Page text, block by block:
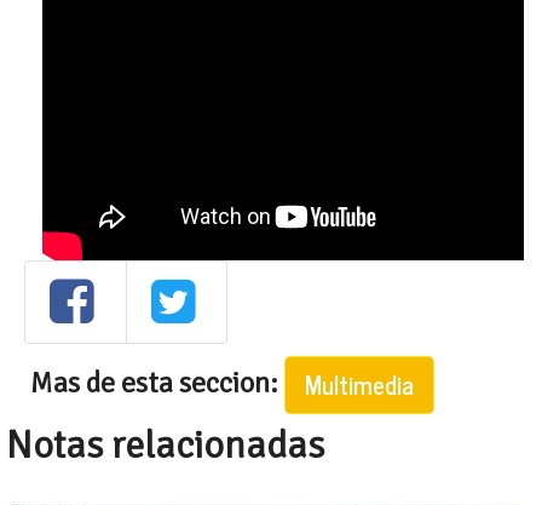
Mas de esta seccion: Multimedia
Notas relacionadas